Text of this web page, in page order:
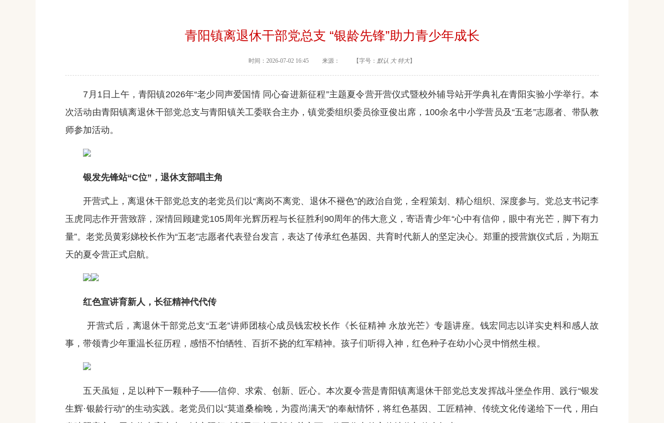
青阳镇离退休干部党总支 “银龄先锋”助力青少年成长
时间：2026-07-02 16:45 来源： 【字号： 默认 大 特大】
7月1日上午，青阳镇2026年“老少同声爱国情 同心奋进新征程”主题夏令营开营仪式暨校外辅导站开学典礼在青阳实验小学举行。本
次活动由青阳镇离退休干部党总支与青阳镇关工委联合主办，镇党委组织委员徐亚俊出席，100余名中小学营员及“五老”志愿者、带队教
师参加活动。
银发先锋站“C位”，退休支部唱主角
开营式上，离退休干部党总支的老党员们以“离岗不离党、退休不褪色”的政治自觉，全程策划、精心组织、深度参与。党总支书记李
玉虎同志作开营致辞，深情回顾建党105周年光辉历程与长征胜利90周年的伟大意义，寄语青少年“心中有信仰，眼中有光芒，脚下有力
量”。老党员黄彩娣校长作为“五老”志愿者代表登台发言，表达了传承红色基因、共育时代新人的坚定决心。郑重的授营旗仪式后，为期五
天的夏令营正式启航。
红色宣讲育新人，长征精神代代传
开营式后，离退休干部党总支“五老”讲师团核心成员钱宏校长作《长征精神 永放光芒》专题讲座。钱宏同志以详实史料和感人故
事，带领青少年重温长征历程，感悟不怕牺牲、百折不挠的红军精神。孩子们听得入神，红色种子在幼小心灵中悄然生根。
五天虽短，足以种下一颗种子——信仰、求索、创新、匠心。本次夏令营是青阳镇离退休干部党总支发挥战斗堡垒作用、践行“银发
生辉·银龄行动”的生动实践。老党员们以“莫道桑榆晚，为霞尚满天”的奉献情怀，将红色基因、工匠精神、传统文化传递给下一代，用白